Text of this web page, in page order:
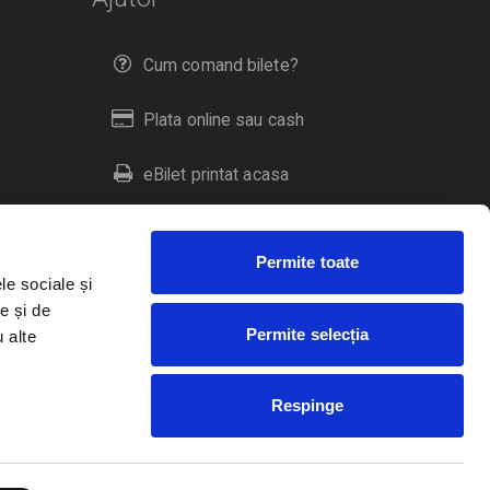
sociale și
și de
alte
Permite toate
Permite selecția
Respinge
Cum comand bilete?
Plata online sau cash
eBilet printat acasa
Livrare prin curier
Duplicare bilete